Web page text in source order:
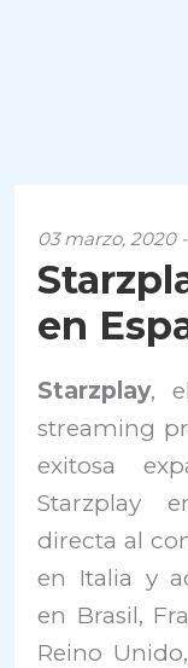
03 marzo, 2020
en
Starzplay,
streaming
exitosa
Starzplay
directa al
en Italia y
en Brasil,
Reino